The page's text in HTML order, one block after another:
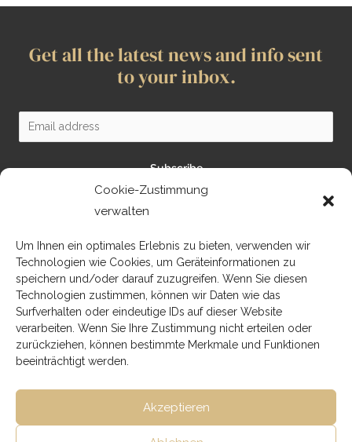
Cookie-Zustimmung
verwalten
Um Ihnen ein optimales Erlebnis zu bieten, verwenden wir
Technologien wie Cookies, um Geräteinformationen zu
speichern und/oder darauf zuzugreifen. Wenn Sie diesen
Technologien zustimmen, können wir Daten wie das
Surfverhalten oder eindeutige IDs auf dieser Website
verarbeiten. Wenn Sie Ihre Zustimmung nicht erteilen oder
zurückziehen, können bestimmte Merkmale und Funktionen
beeinträchtigt werden.
Akzeptieren
Get all the latest news and info sent
to your inbox.
Subscribe
Impressum
Datenschutzerklärung